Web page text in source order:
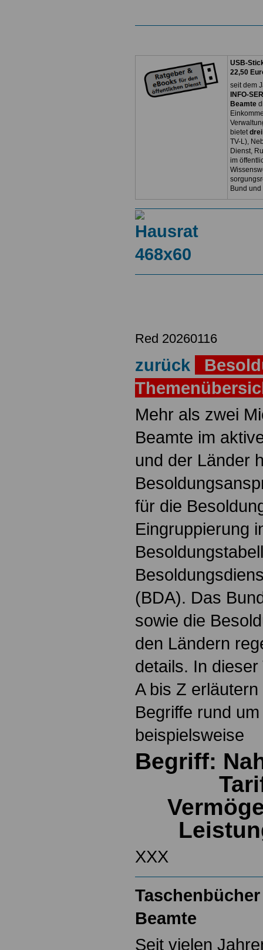
USB-
22,50
seit dem
INFO-
Beamte
bietet
TV-L),
Dienst,
im
Bund
Red 20260116
zurück
Mehr als zwei
Beamte im
und der Länder
für die
Eingruppierung
(BDA). Das
sowie die
den Ländern
details. In
A bis Z
Begriffe rund
beispielsweise
Begriff:
XXX
Beamte
Seit vielen